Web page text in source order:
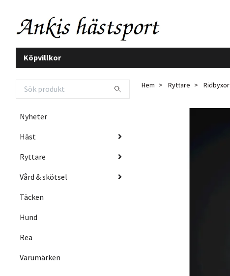
Köpvillkor
Nyheter
Häst
Ryttare
Vård & skötsel
Täcken
Hund
Rea
Varumärken
Hem Ryttare Ridbyxor